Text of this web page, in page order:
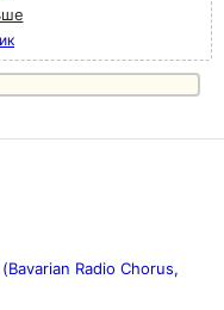
Radio Chorus,